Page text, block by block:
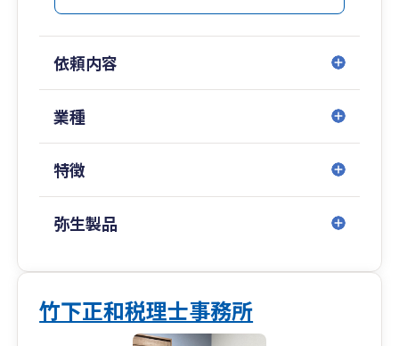
依頼内容
業種
特徴
弥生製品
竹下正和税理士事務所